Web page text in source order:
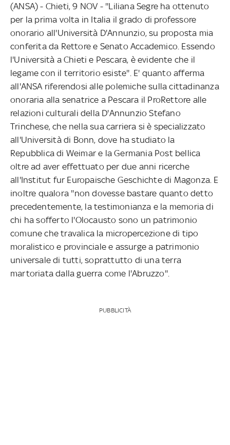
(ANSA) - Chieti, 9 NOV - ''Liliana Segre ha ottenuto
per la prima volta in Italia il grado di professore
onorario all'Università D'Annunzio, su proposta mia
conferita da Rettore e Senato Accademico. Essendo
l'Università a Chieti e Pescara, è evidente che il
legame con il territorio esiste''. E' quanto afferma
all'ANSA riferendosi alle polemiche sulla cittadinanza
onoraria alla senatrice a Pescara il ProRettore alle
relazioni culturali della D'Annunzio Stefano
Trinchese, che nella sua carriera si è specializzato
all'Università di Bonn, dove ha studiato la
Repubblica di Weimar e la Germania Post bellica
oltre ad aver effettuato per due anni ricerche
all'Institut fur Europaische Geschichte di Magonza. E
inoltre qualora ''non dovesse bastare quanto detto
precedentemente, la testimonianza e la memoria di
chi ha sofferto l'Olocausto sono un patrimonio
comune che travalica la micropercezione di tipo
moralistico e provinciale e assurge a patrimonio
universale di tutti, soprattutto di una terra
martoriata dalla guerra come l'Abruzzo''.
PUBBLICITÀ